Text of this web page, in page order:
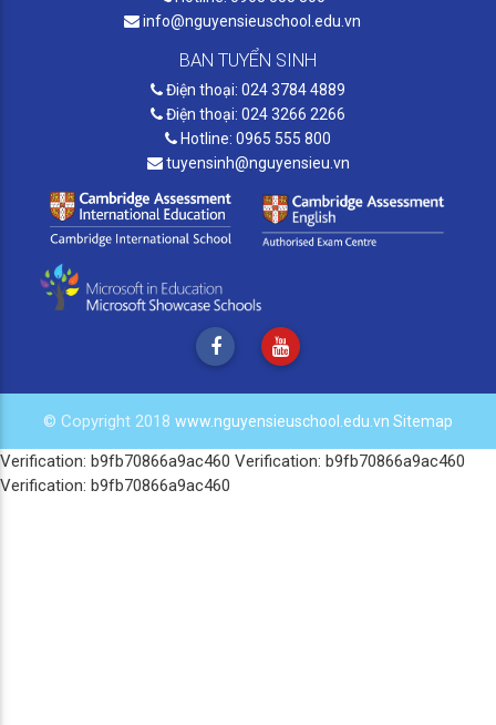
info@nguyensieuschool.edu.vn
BAN TUYỂN SINH
Điện thoại: 024 3784 4889
Điện thoại: 024 3266 2266
Hotline: 0965 555 800
tuyensinh@nguyensieu.vn
© Copyright 2018 www.nguyensieuschool.edu.vn Sitemap
Verification: b9fb70866a9ac460 Verification: b9fb70866a9ac460
Verification: b9fb70866a9ac460